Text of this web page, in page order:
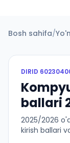
Bosh sahifa/
DIRID
ballari
2025/2026
kirish ballari